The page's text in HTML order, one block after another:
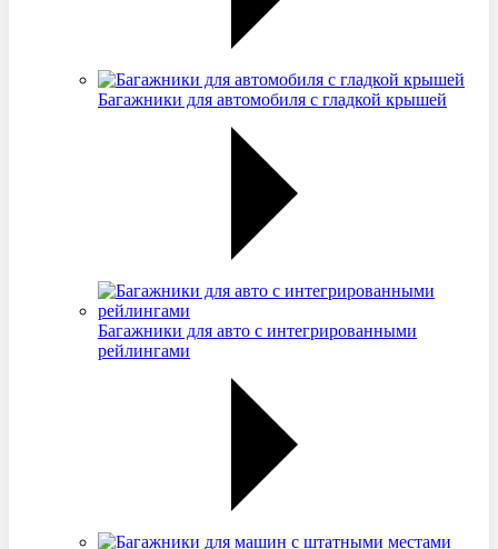
Багажники для автомобиля с гладкой крышей
Багажники для авто с интегрированными
рейлингами